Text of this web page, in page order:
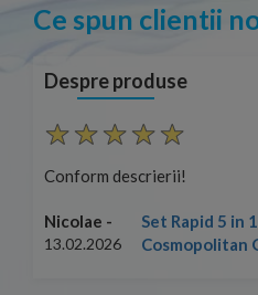
Ce spun clientii
Despre produse
Conform descrierii!
Nicolae -
13.02.2026
Set Rapid 5 in
Cosmopolitan